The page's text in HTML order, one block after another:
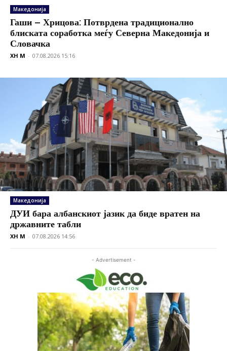
Македонија
Гаши – Хрицова: Потврдена традиционално
блиската соработка меѓу Северна Македонија и
Словачка
XH M - 07.08.2026 15:16
Македонија
ДУИ бара албанскиот јазик да биде вратен на
државните табли
XH M - 07.08.2026 14:56
- Advertisement -